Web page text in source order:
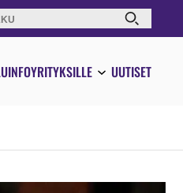
YRITYKSILLE UUTISET